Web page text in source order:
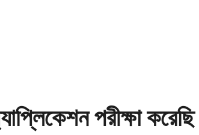
পরীক্ষা করেছি